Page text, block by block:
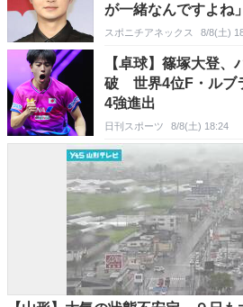
が一緒なんですよね」
スポニチアネックス 8/8(土)
【卓球】篠塚大登
破 世界4位F・ルブ
4強進出
日刊スポーツ 8/8(土) 18:24